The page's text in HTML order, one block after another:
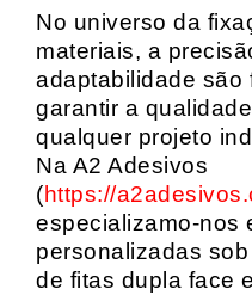
No universo da
materiais, a
adaptabilidade são
garantir a
qualquer projeto
Na A2 Adesivos
(https://
especializamo-nos
personalizadas
de fitas dupla face